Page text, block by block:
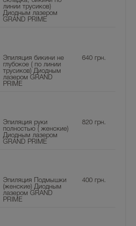
линии трусиков)
Диодным лазером
GRAND PRIME
Эпиляция бикини не
глубокое ( по линии
трусиков) Диодным
лазером GRAND
PRIME
640грн.
Эпиляция руки
полностью ( женские)
Диодным лазером
GRAND PRIME
820грн.
Эпиляция Подмышки
(женские) Диодным
лазером GRAND
PRIME
400грн.